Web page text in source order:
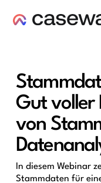
Gut voller
von
In diesem Webinar
Stammdaten für